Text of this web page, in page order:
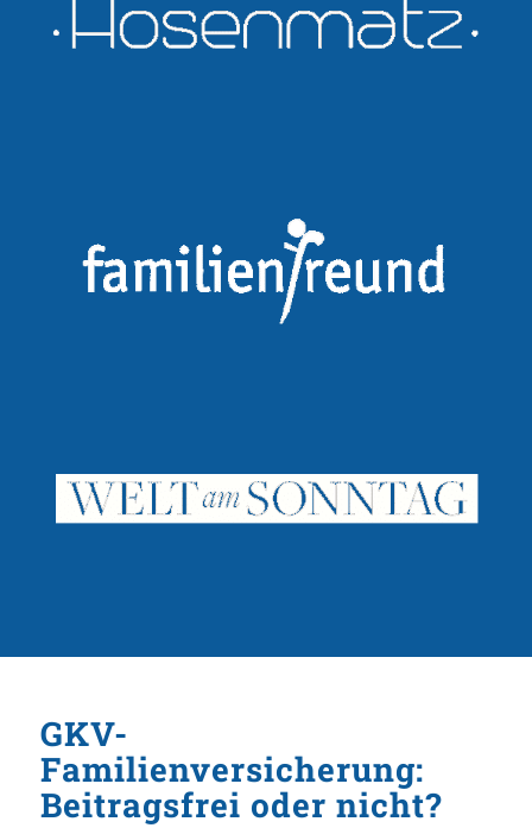
GKV-
Familienversicherung:
Beitragsfrei oder nicht?